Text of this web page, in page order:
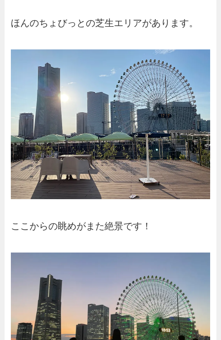
ほんのちょびっとの芝生エリアがあります。
ここからの眺めがまた絶景です！